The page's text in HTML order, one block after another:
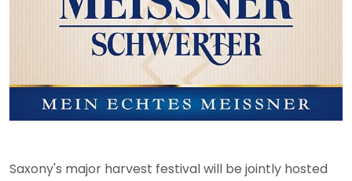
Saxony's major harvest festival will be jointly hosted